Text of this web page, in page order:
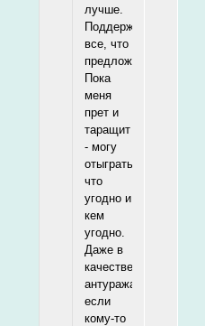
лучше.
Поддержу
все, что
предложите.
Пока
меня
прет и
таращит
- могу
отыграть
что
угодно и
кем
угодно.
Даже в
качестве
антуража,
если
кому-то